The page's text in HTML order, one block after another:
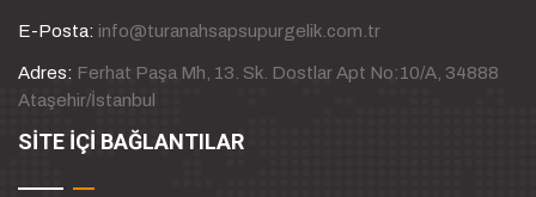
E-Posta: info@turanahsapsupurgelik.com.tr
Adres: Ferhat Paşa Mh, 13. Sk. Dostlar Apt No:10/A, 34888
Ataşehir/İstanbul
SİTE İÇİ BAĞLANTILAR